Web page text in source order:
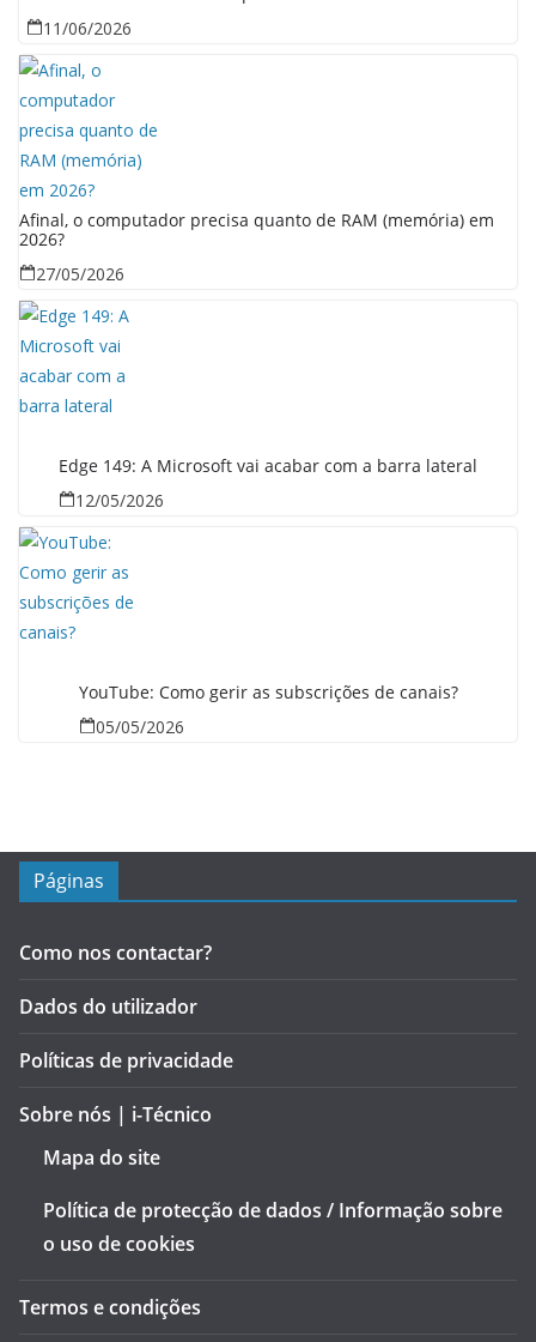
11/06/2026
Afinal, o computador precisa quanto de RAM (memória) em
2026?
27/05/2026
Edge 149: A Microsoft vai acabar com a barra lateral
12/05/2026
YouTube: Como gerir as subscrições de canais?
05/05/2026
Páginas
Como nos contactar?
Dados do utilizador
Políticas de privacidade
Sobre nós | i-Técnico
Mapa do site
Política de protecção de dados / Informação sobre
o uso de cookies
Termos e condições